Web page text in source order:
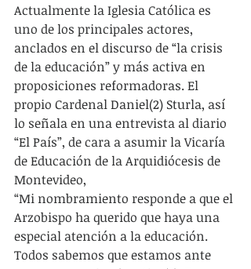
Actualmente la Iglesia Católica es
uno de los principales actores,
anclados en el discurso de “la crisis
de la educación” y más activa en
proposiciones reformadoras. El
propio Cardenal Daniel(2) Sturla, así
lo señala en una entrevista al diario
“El País”, de cara a asumir la Vicaría
de Educación de la Arquidiócesis de
Montevideo,
“Mi nombramiento responde a que el
Arzobispo ha querido que haya una
especial atención a la educación.
Todos sabemos que estamos ante